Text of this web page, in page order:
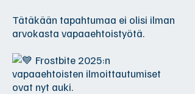
Tätäkään tapahtumaa ei olisi ilman
arvokasta vapaaehtoistyötä.
Frostbite 2025:n
vapaaehtoisten ilmoittautumiset
ovat nyt auki.